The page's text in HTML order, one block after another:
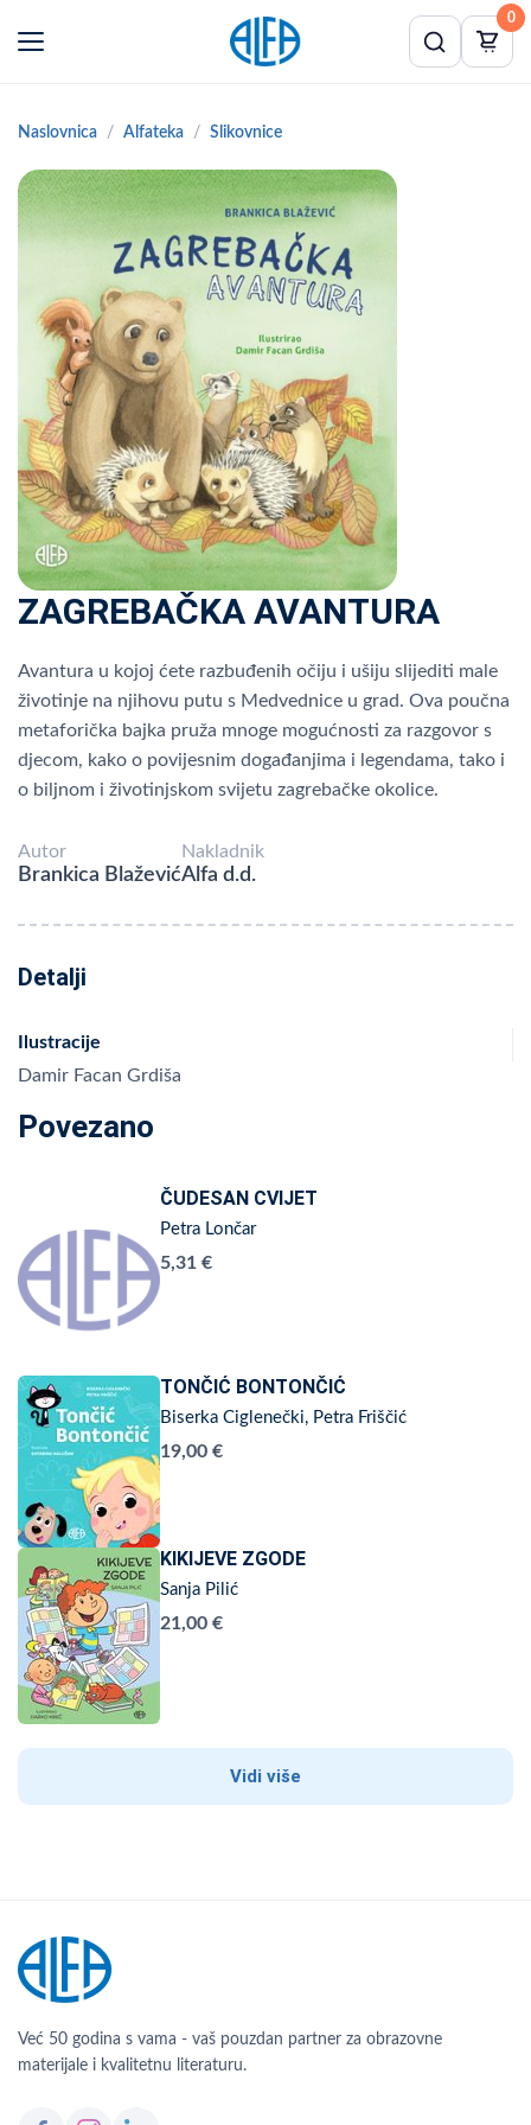
0
Naslovnica Alfateka Slikovnice
ZAGREBAČKA AVANTURA
Avantura u kojoj ćete razbuđenih očiju i ušiju slijediti male
životinje na njihovu putu s Medvednice u grad. Ova poučna
metaforička bajka pruža mnoge mogućnosti za razgovor s
djecom, kako o povijesnim događanjima i legendama, tako i
o biljnom i životinjskom svijetu zagrebačke okolice.
Autor
Brankica Blažević
Nakladnik
Alfa d.d.
Detalji
Ilustracije
Damir Facan Grdiša
Povezano
ČUDESAN CVIJET
Petra Lončar
5,31 €
TONČIĆ BONTONČIĆ
Biserka Ciglenečki, Petra Friščić
19,00 €
KIKIJEVE ZGODE
Sanja Pilić
21,00 €
Vidi više
Već 50 godina s vama - vaš pouzdan partner za obrazovne
materijale i kvalitetnu literaturu.